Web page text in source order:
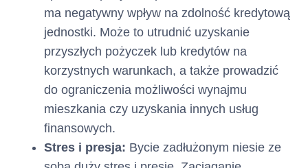
Zasady i terminy spłaty
Klient zobowiązany jest do
Zadłużeniapo upływie
każdego Okresu
Rozliczeniowego w wysokości
co najmniej Minimalnej Kwoty
do Zapłaty w
wskazane są w Zestawieniu
ma negatywny wpływ na zdolność kredytową
jednostki. Może to utrudnić uzyskanie
przyszłych pożyczek lub kredytów na
korzystnych warunkach, a także prowadzić
do ograniczenia możliwości wynajmu
mieszkania czy uzyskania innych usług
finansowych.
Stres i presja: Bycie zadłużonym niesie ze